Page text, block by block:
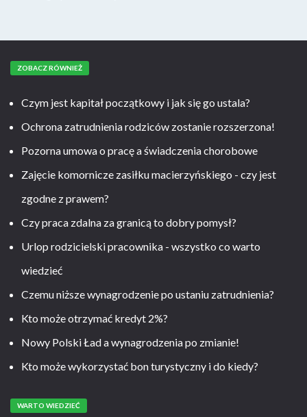
ZOBACZ RÓWNIEŻ
Czym jest kapitał początkowy i jak się go ustala?
Ochrona zatrudnienia rodziców zostanie rozszerzona!
Pozorna umowa o pracę a świadczenia chorobowe
Zajęcie komornicze zasiłku macierzyńskiego - czy jest
zgodne z prawem?
Czy praca zdalna za granicą to dobry pomysł?
Urlop rodzicielski pracownika - wszystko co warto
wiedzieć
Czemu niższe wynagrodzenie po ustaniu zatrudnienia?
Kto może otrzymać kredyt 2%?
Nowy Polski Ład a wynagrodzenia po zmianie!
Kto może wykorzystać bon turystyczny i do kiedy?
WARTO WIEDZIEĆ